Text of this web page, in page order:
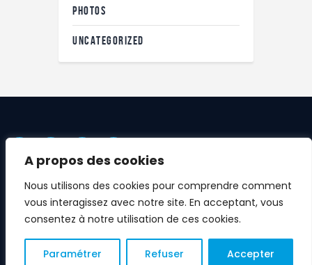
A propos des cookies
Nous utilisons des cookies pour comprendre comment
vous interagissez avec notre site. En acceptant, vous
consentez à notre utilisation de ces cookies.
Paramétrer Refuser Accepter
PHOTOS
UNCATEGORIZED
Site réalisé par Rugby Club Massy
Rugby Club Massy Essonne © 2026.
Tous droit réservés.